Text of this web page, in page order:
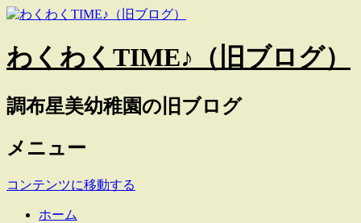
わくわくTIME♪（旧ブログ）
調布星美幼稚園の旧ブログ
メニュー
コンテンツに移動する
ホーム